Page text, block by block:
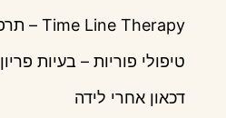
Time Line Therapy – תרפיית קו הזמן
טיפולי פוריות – בעיות פריון
דכאון אחרי לידה